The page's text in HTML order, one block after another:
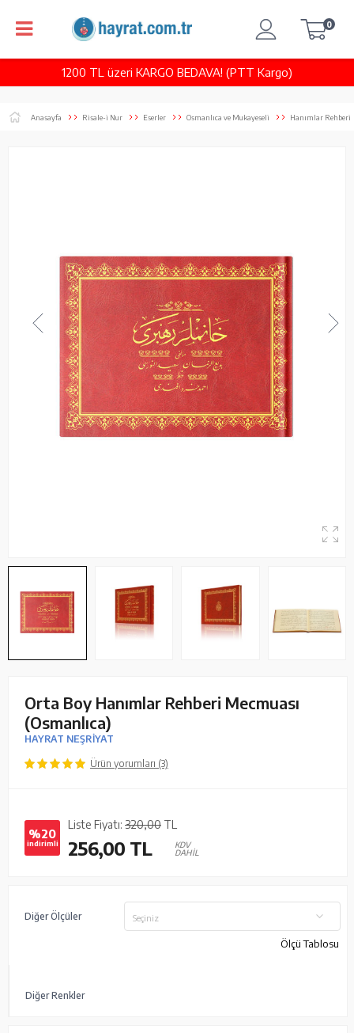
1200 TL üzeri KARGO BEDAVA! (PTT Kargo)
0
Anasayfa Risale-i Nur Eserler Osmanlıca ve Mukayeseli Hanımlar Rehberi
Orta Boy Hanımlar Rehberi Mecmuası
(Osmanlıca)
HAYRAT NEŞRİYAT
Ürün yorumları (3)
%20
indirimli
Liste Fiyatı: 320,00 TL
256,00 TL
KDV
DAHİL
Diğer Ölçüler Seçiniz
Ölçü Tablosu
Diğer Renkler